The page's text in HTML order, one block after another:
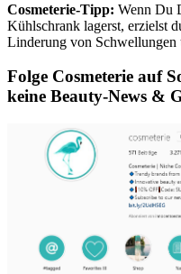
Cosmeterie-Tipp: Wenn Du
Kühlschrank lagerst, erzielst
Linderung von Schwellungen
Folge Cosmeterie auf
keine Beauty-News &